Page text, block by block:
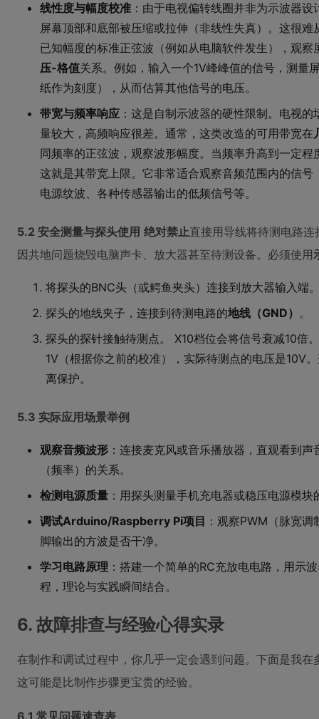
线性度与幅度校准 ：由于电视偏转线圈并非为示波器
屏幕顶部和底部被压缩或拉伸（非线性失真）。这很
已知幅度的标准正弦波（例如从电脑软件发生），观
压-格值关系。例如，输入一个1V峰峰值的信号，测量
纸作为刻度），从而估算其他信号的电压。
带宽与频率响应 ：这是自制示波器的硬性限制。电视
量较大，高频响应很差。通常，这类改造的可用带宽在
同频率的正弦波，观察波形幅度。当频率升高到一定
这就是其带宽上限。它非常适合观察音频范围内的信
电源纹波、各种传感器输出的低频信号等。
5.2 安全测量与探头使用 绝对禁止直接用导线将待测电路
因共地问题烧毁电脑声卡、放大器甚至待测设备。必须使用
将探头的BNC头（或鳄鱼夹头）连接到放大器输入端
探头的地线夹子，连接到待测电路的地线（GND） 。
探头的探针接触待测点。 X10档位会将信号衰减10倍
1V（根据你之前的校准），实际待测点的电压是10V
离保护。
5.3 实际应用场景举例
观察音频波形 ：连接麦克风或音乐播放器，直观看到
（频率）的关系。
检测电源质量 ：用探头测量手机充电器或稳压电源模
调试Arduino/Raspberry Pi项目 ：观察PWM（脉宽
脚输出的方波是否干净。
学习电路原理 ：搭建一个简单的RC充放电电路，用示
程，理论与实践瞬间结合。
6. 故障排查与经验心得实录
在制作和调试过程中，你几乎一定会遇到问题。下面是我
这可能是比制作步骤更宝贵的经验。
6.1 常见问题速查表